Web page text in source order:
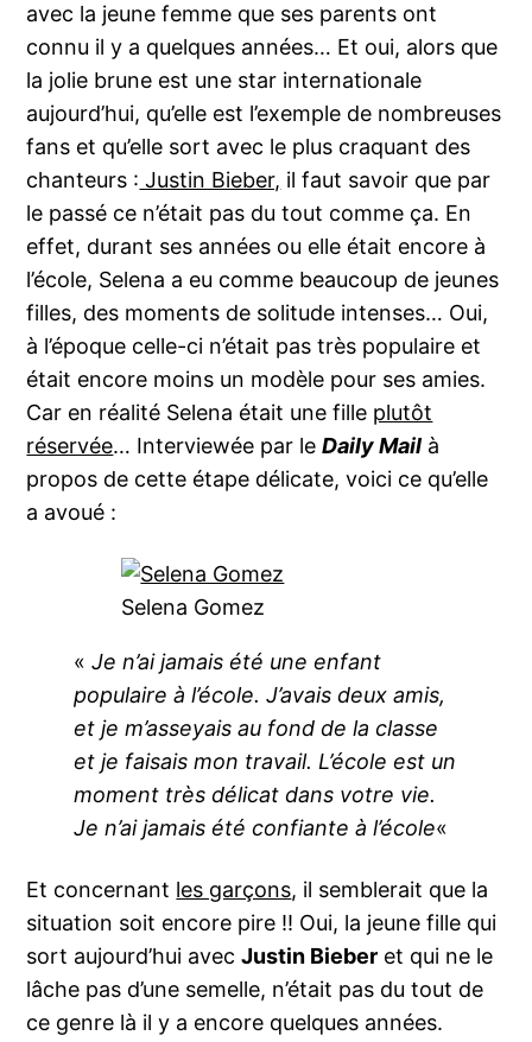
avec la jeune femme que ses parents ont
connu il y a quelques années… Et oui, alors que
la jolie brune est une star internationale
aujourd’hui, qu’elle est l’exemple de nombreuses
fans et qu’elle sort avec le plus craquant des
chanteurs : Justin Bieber, il faut savoir que par
le passé ce n’était pas du tout comme ça. En
effet, durant ses années ou elle était encore à
l’école, Selena a eu comme beaucoup de jeunes
filles, des moments de solitude intenses… Oui,
à l’époque celle-ci n’était pas très populaire et
était encore moins un modèle pour ses amies.
Car en réalité Selena était une fille plutôt
réservée… Interviewée par leDaily Mail à
propos de cette étape délicate, voici ce qu’elle
a avoué :
Selena Gomez
«Je n’ai jamais été une enfant
populaire à l’école. J’avais deux amis,
et je m’asseyais au fond de la classe
et je faisais mon travail. L’école est un
moment très délicat dans votre vie.
Je n’ai jamais été confiante à l’école«
Et concernant les garçons, il semblerait que la
situation soit encore pire !! Oui, la jeune fille qui
sort aujourd’hui avecJustin Bieber et qui ne le
lâche pas d’une semelle, n’était pas du tout de
ce genre là il y a encore quelques années.